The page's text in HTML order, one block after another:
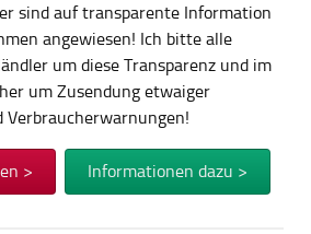
sind auf transparente Information
angewiesen! Ich bitte alle
um diese Transparenz und im
um Zusendung etwaiger
> Informationen dazu >